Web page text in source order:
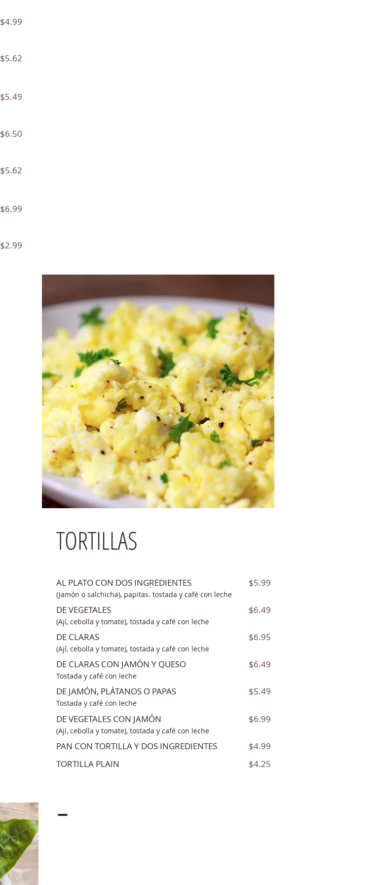
TORTILLAS
AL PLATO CON DOS INGREDIENTES
(Jamón o salchicha), papitas. tostada y café con leche
$5.99
DE VEGETALES
(Ají, cebolla y tomate), tostada y café con leche
$6.49
DE CLARAS
(Ají, cebolla y tomate), tostada y café con leche
$6.95
DE CLARAS CON JAMÓN Y QUESO
Tostada y café con leche
$6.49
DE JAMÓN, PLÁTANOS O PAPAS
Tostada y café con leche
$5.49
DE VEGETALES CON JAMÓN
(Ají, cebolla y tomate), tostada y café con leche
$6.99
PAN CON TORTILLA Y DOS INGREDIENTES
$4.99
TORTILLA PLAIN
$4.25
$4.99
$5.62
$5.49
$6.50
$5.62
$6.99
$2.99